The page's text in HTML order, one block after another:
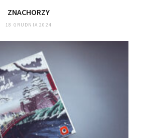
ZNACHORZY
18 GRUDNIA 2024